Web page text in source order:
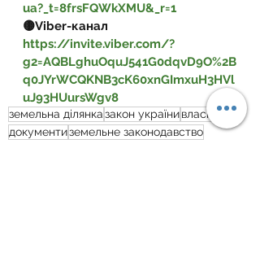
ua?_t=8frsFQWkXMU&_r=1
🟡Viber-канал
https://invite.viber.com/?
g2=AQBLghuOquJ541G0dqvD9O%2B
q0JYrWCQKNB3cK60xnGImxuH3HVl
uJ93HUursWgv8
земельна ділянказакон українивласність
документиземельне законодавство